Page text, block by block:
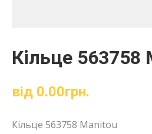
Кільце 563758
від 0.00грн.
Кільце 563758 Manitou